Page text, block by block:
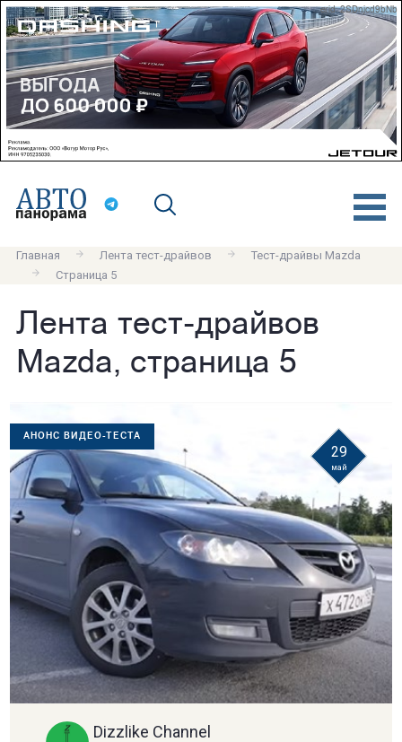
erid: 2SDnjcd9bNb
Главная Лента тест-драйвов
Тест-драйвы Mazda
Страница 5
Лента тест-драйвов
Mazda, страница 5
АНОНС ВИДЕО-ТЕСТА
29
май
Dizzlike Channel